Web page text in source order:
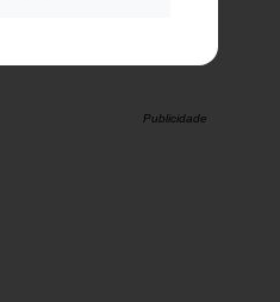
Publicidade